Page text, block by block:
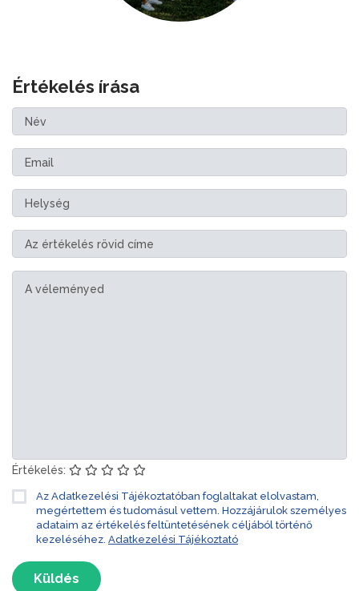
Értékelés írása
Értékelés:
Az Adatkezelési Tájékoztatóban foglaltakat elolvastam,
megértettem és tudomásul vettem. Hozzájárulok személyes
adataim az értékelés feltüntetésének céljából történő
kezeléséhez. Adatkezelési Tájékoztató
Küldés